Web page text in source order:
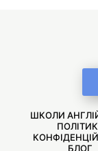
ШКОЛИ
БЛОГ